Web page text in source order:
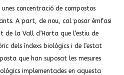
concentració de compostos
A part, de nou, cal posar èmfasi
de la Vall d’Horta que l’estiu de
dels índexs biològics i de l’estat
que han suposat les mesures
implementades en aquesta